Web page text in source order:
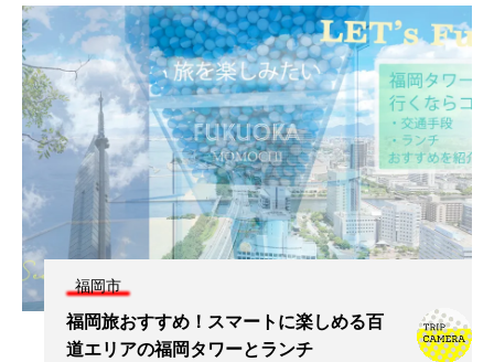
福岡市
福岡旅おすすめ！スマートに楽しめる百
道エリアの福岡タワーとランチ